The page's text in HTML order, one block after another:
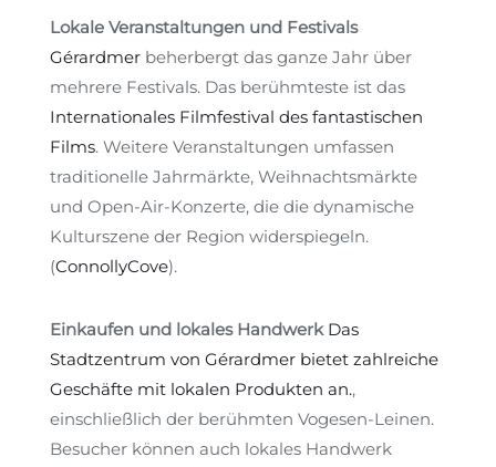
Lokale Veranstaltungen und Festivals
Gérardmer beherbergt das ganze Jahr über
mehrere Festivals. Das berühmteste ist das
Internationales Filmfestival des fantastischen
Films. Weitere Veranstaltungen umfassen
traditionelle Jahrmärkte, Weihnachtsmärkte
und Open-Air-Konzerte, die die dynamische
Kulturszene der Region widerspiegeln.
(ConnollyCove).
Einkaufen und lokales Handwerk Das
Stadtzentrum von Gérardmer bietet zahlreiche
Geschäfte mit lokalen Produkten an.,
einschließlich der berühmten Vogesen-Leinen.
Besucher können auch lokales Handwerk